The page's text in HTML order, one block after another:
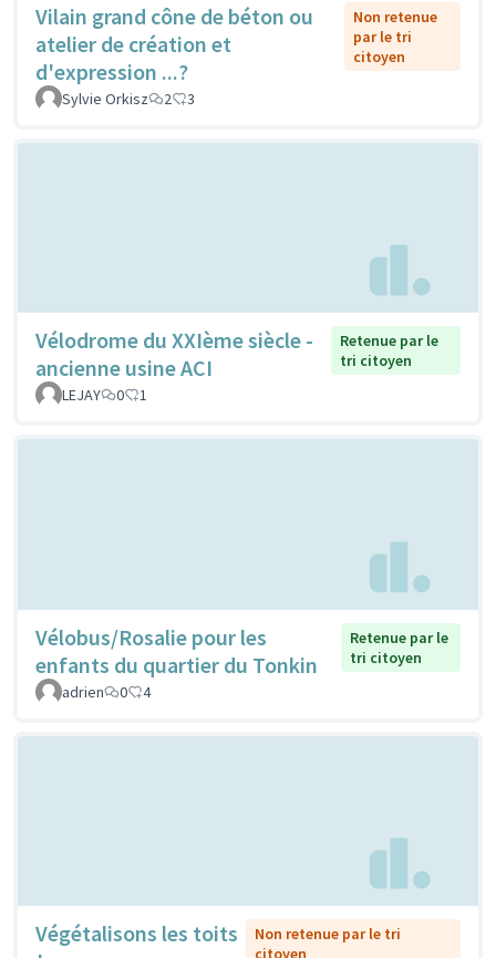
Vilain grand cône de béton ou
atelier de création et
d'expression ...?
Non retenue
par le tri
citoyen
Sylvie Orkisz 2 3
Vélodrome du XXIème siècle -
ancienne usine ACI
Retenue par le
tri citoyen
LEJAY
0 1
Vélobus/Rosalie pour les
enfants du quartier du Tonkin
Retenue par le
tri citoyen
adrien
0 4
Végétalisons les toits
Non retenue par le tri
citoyen